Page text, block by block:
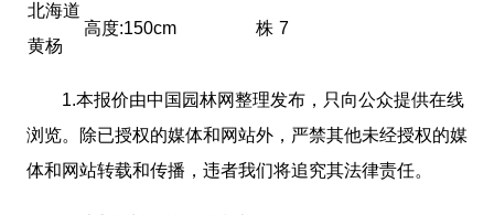
北海道
黄杨
高度:150cm 株 7
1.本报价由中国园林网整理发布，只向公众提供在线
浏览。除已授权的媒体和网站外，严禁其他未经授权的媒
体和网站转载和传播，违者我们将追究其法律责任。